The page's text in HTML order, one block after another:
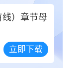
）章节母
立即下载